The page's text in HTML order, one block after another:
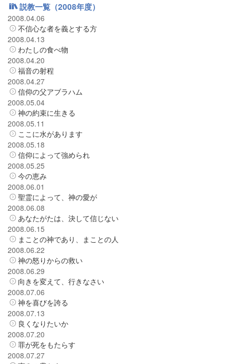
説教一覧（2008年度）
2008.04.06
不信心な者を義とする方
2008.04.13
わたしの食べ物
2008.04.20
福音の射程
2008.04.27
信仰の父アブラハム
2008.05.04
神の約束に生きる
2008.05.11
ここに水があります
2008.05.18
信仰によって強められ
2008.05.25
今の恵み
2008.06.01
聖霊によって、神の愛が
2008.06.08
あなたがたは、決して信じない
2008.06.15
まことの神であり、まことの人
2008.06.22
神の怒りからの救い
2008.06.29
向きを変えて、行きなさい
2008.07.06
神を喜びを誇る
2008.07.13
良くなりたいか
2008.07.20
罪が死をもたらす
2008.07.27